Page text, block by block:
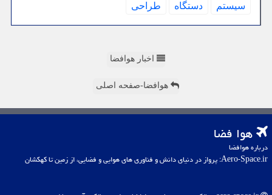
سیستم
دستگاه طراحی
اخبار هوافضا
هوافضا-صفحه اصلی
هوا فضا
درباره هوافضا
Aero-Space.ir: پرواز در دنیای دانش و فناوری های هوایی و فضایی، از زمین تا کهکشان